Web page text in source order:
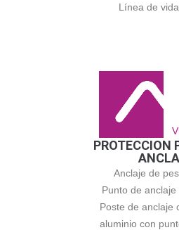
Línea de
PROTECCION
Anclaje de
Punto de
Poste de anclaje
aluminio con